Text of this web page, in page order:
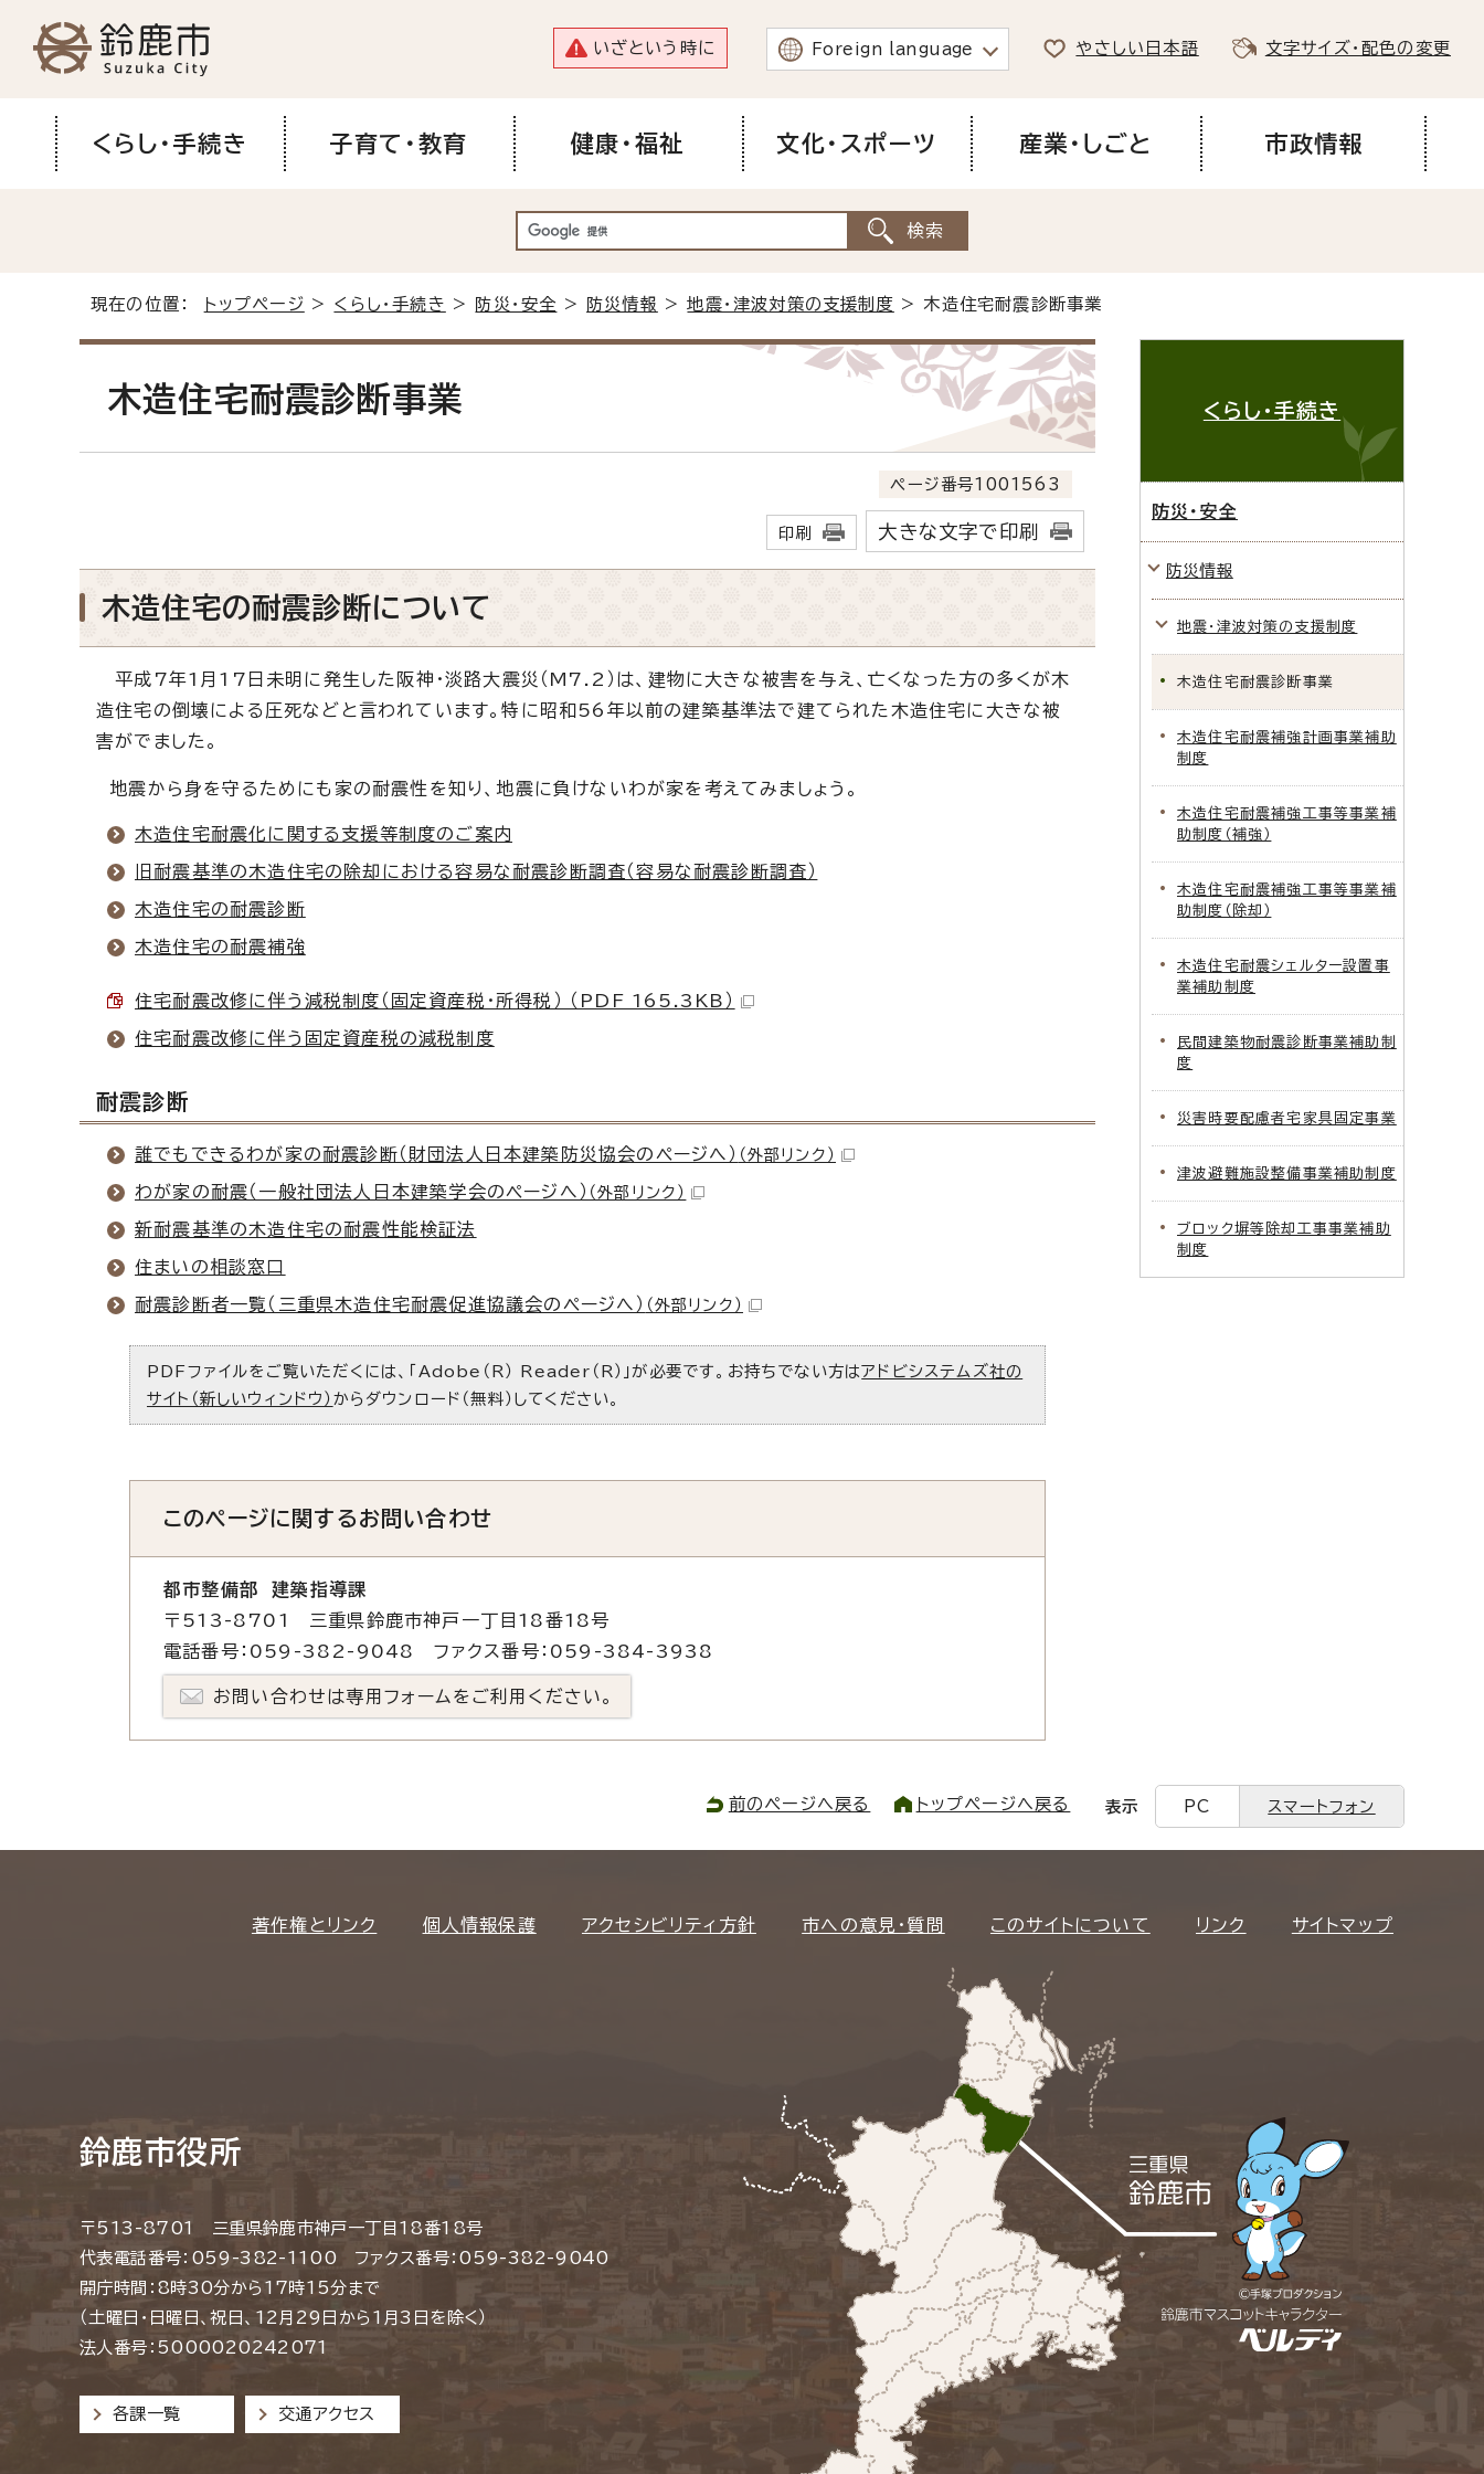
いざという時に Foreign language やさしい日本語 文字サイズ・配色の変更
くらし・手続き 子育て・教育 健康・福祉 文化・スポーツ 産業・しごと 市政情報
現在の位置： トップページ > くらし・手続き > 防災・安全 > 防災情報 >地震・津波対策の支援制度 > 木造住宅耐震診断事業
木造住宅耐震診断事業
ページ番号1001563
印刷 大きな文字で印刷
木造住宅の耐震診断について
平成7年1月17日未明に発生した阪神・淡路大震災（M7.2）は、建物に大きな被害を与え、亡くなった方の多くが木
造住宅の倒壊による圧死などと言われています。特に昭和56年以前の建築基準法で建てられた木造住宅に大きな被
害がでました。
地震から身を守るためにも家の耐震性を知り、地震に負けないわが家を考えてみましょう。
木造住宅耐震化に関する支援等制度のご案内
旧耐震基準の木造住宅の除却における容易な耐震診断調査（容易な耐震診断調査）
木造住宅の耐震診断
木造住宅の耐震補強
住宅耐震改修に伴う減税制度（固定資産税・所得税） （PDF 165.3KB）
住宅耐震改修に伴う固定資産税の減税制度
耐震診断
誰でもできるわが家の耐震診断（財団法人日本建築防災協会のページへ） （外部リンク）
わが家の耐震（一般社団法人日本建築学会のページへ） （外部リンク）
新耐震基準の木造住宅の耐震性能検証法
住まいの相談窓口
耐震診断者一覧（三重県木造住宅耐震促進協議会のページへ） （外部リンク）
PDFファイルをご覧いただくには、「Adobe（R） Reader（R）」が必要です。お持ちでない方はアドビシステムズ社の
サイト（新しいウィンドウ） からダウンロード（無料）してください。
このページに関するお問い合わせ
都市整備部 建築指導課
〒513-8701 三重県鈴鹿市神戸一丁目18番18号
電話番号：059-382-9048 ファクス番号：059-384-3938
お問い合わせは専用フォームをご利用ください。
くらし・手続き
防災・安全
防災情報
地震・津波対策の支援制度
木造住宅耐震診断事業
木造住宅耐震補強計画事業補助
制度
木造住宅耐震補強工事等事業補
助制度（補強）
木造住宅耐震補強工事等事業補
助制度（除却）
木造住宅耐震シェルター設置事
業補助制度
民間建築物耐震診断事業補助制
度
災害時要配慮者宅家具固定事業
津波避難施設整備事業補助制度
ブロック塀等除却工事事業補助
制度
前のページへ戻る トップページへ戻る 表示 PC スマートフォン
著作権とリンク 個人情報保護 アクセシビリティ方針 市への意見・質問 このサイトについて リンク サイトマップ
鈴鹿市役所
〒513-8701 三重県鈴鹿市神戸一丁目18番18号
代表電話番号：059-382-1100 ファクス番号：059-382-9040
開庁時間：8時30分から17時15分まで
（土曜日・日曜日、祝日、12月29日から1月3日を除く）
法人番号：5000020242071
各課一覧 交通アクセス